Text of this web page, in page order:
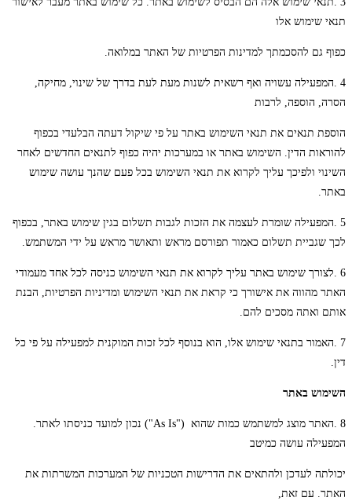
תנאי שימוש אלו
כפוף גם להסכמתך למדינות הפרטיות של האתר במלואה.
4 .המפעילה עשויה ואף רשאית לשנות מעת לעת בדרך של שינוי, מחיקה,
הסרה, הוספה, לרבות
הוספת תנאים את תנאי השימוש באתר על פי שיקול דעתה הבלעדי בכפוף
להוראות הדין. השימוש באתר או במערכות יהיה כפוף לתנאים החדשים לאחר
השינוי ולפיכך עליך לקרוא את תנאי השימוש בכל פעם שהנך עושה שימוש
באתר.
5 .המפעילה שומרת לעצמה את הזכות לגבות תשלום בגין שימוש באתר, בכפוף
לכך שגביית תשלום כאמור תפורסם מראש ותאושר מראש על ידי המשתמש.
6 .לצורך שימוש באתר עליך לקרוא את תנאי השימוש כניסה לכל אחד מעמודי
האתר מהווה את אישורך כי קראת את תנאי השימוש ומדיניות הפרטיות, הבנת
אותם ואתה מסכים להם.
7 .האמור בתנאי שימוש אלו, הוא בנוסף לכל זכות המוקנית למפעילה על פי כל
דין.
השימוש באתר
8 .האתר מוצג למשתמש כמות שהוא ("As Is") נכון למועד כניסתו לאתר.
המפעילה עושה כמיטב
יכולתה לעדכן ולהתאים את הדרישות הטכניות של המערכות המשרתות את
האתר. עם זאת,